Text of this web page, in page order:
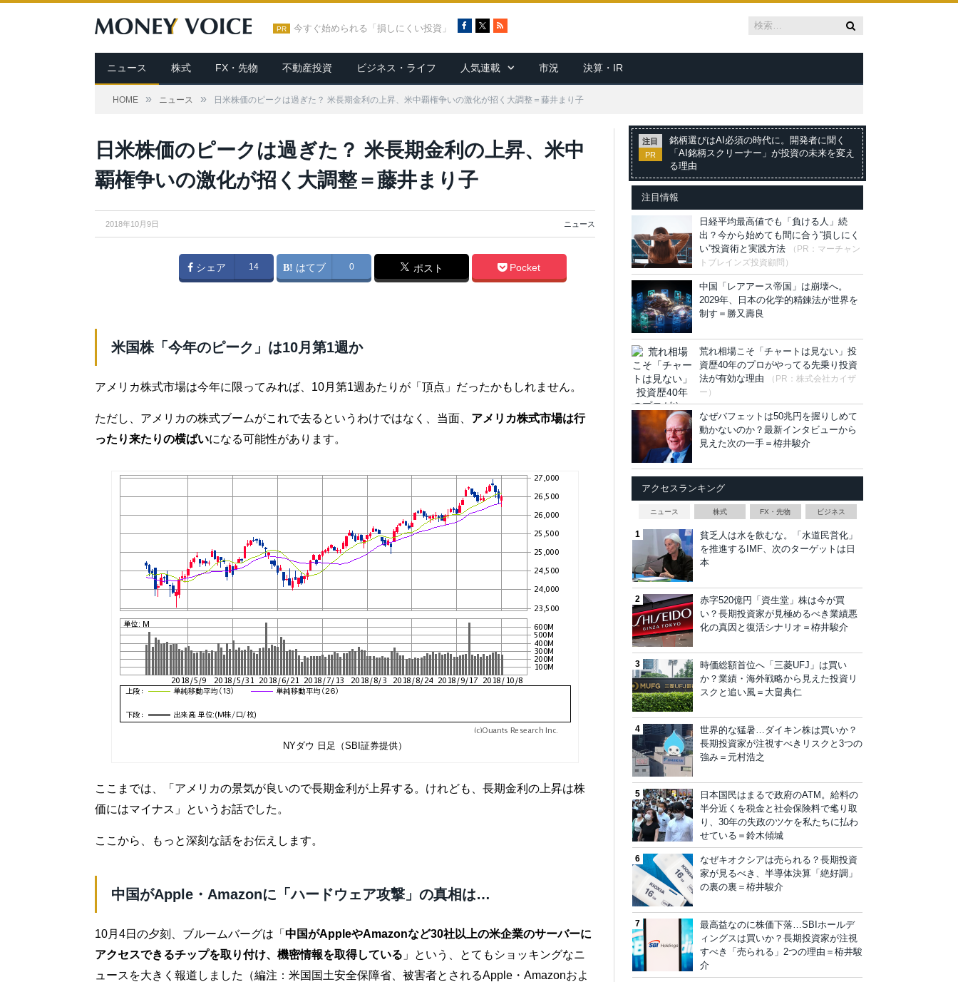
PR 今すぐ始められる「損しにくい投資」
c
e
b
o
R
S
ニュース 株式 FX・先物 不動産投資 ビジネス・ライフ 人気連載 市況 決算・IR
HOME » ニュース » 日米株価のピークは過ぎた？ 米長期金利の上昇、米中覇権争いの激化が招く大調整＝藤井まり子
日米株価のピークは過ぎた？ 米長期金利の上昇、米中
覇権争いの激化が招く大調整＝藤井まり子
2018年10月9日 ニュース
シェア 14 はてブ 0 ポスト Pocket
米国株「今年のピーク」は10月第1週か
アメリカ株式市場は今年に限ってみれば、10月第1週あたりが「頂点」だったかもしれません。
ただし、アメリカの株式ブームがこれで去るというわけではなく、当面、 アメリカ株式市場は行
ったり来たりの横ばいになる可能性があります。
NYダウ 日足（SBI証券提供）
ここまでは、「アメリカの景気が良いので長期金利が上昇する。けれども、長期金利の上昇は株
価にはマイナス」というお話でした。
ここから、もっと深刻な話をお伝えします。
中国がApple・Amazonに「ハードウェア攻撃」の真相は…
10月4日の夕刻、ブルームバーグは「 中国がAppleやAmazonなど30社以上の米企業のサーバーに
アクセスできるチップを取り付け、機密情報を取得している 」という、とてもショッキングなニ
ュースを大きく報道しました（編注：米国国土安全保障省、被害者とされるApple・Amazonおよ
注目
PR
銘柄選びはAI必須の時代に。開発者に聞く
「AI銘柄スクリーナー」が投資の未来を変え
る理由
注目情報
日経平均最高値でも「負ける人」続
出？今から始めても間に合う“損しにく
い”投資術と実践方法
（PR：マーチャン
トブレインズ投資顧問）
中国「レアアース帝国」は崩壊へ。
2029年、日本の化学的精錬法が世界を
制す＝勝又壽良
荒れ相場こそ「チャートは見ない」投
資歴40年のプロがやってる先乗り投資
法が有効な理由
（PR：株式会社カイザ
ー）
なぜバフェットは50兆円を握りしめて
動かないのか？最新インタビューから
見えた次の一手＝栫井駿介
アクセスランキング
ニュース 株式 FX・先物 ビジネス
貧乏人は水を飲むな。「水道民営化」
を推進するIMF、次のターゲットは日
本
赤字520億円「資生堂」株は今が買
い？長期投資家が見極めるべき業績悪
化の真因と復活シナリオ＝栫井駿介
時価総額首位へ「三菱UFJ」は買い
か？業績・海外戦略から見えた投資リ
スクと追い風＝大畠典仁
世界的な猛暑…ダイキン株は買いか？
長期投資家が注視すべきリスクと3つの
強み＝元村浩之
日本国民はまるで政府のATM。給料の
半分近くを税金と社会保険料で毟り取
り、30年の失政のツケを私たちに払わ
せている＝鈴木傾城
なぜキオクシアは売られる？長期投資
家が見るべき、半導体決算「絶好調」
の裏の裏＝栫井駿介
最高益なのに株価下落…SBIホールデ
ィングスは買いか？長期投資家が注視
すべき「売られる」2つの理由＝栫井駿
介